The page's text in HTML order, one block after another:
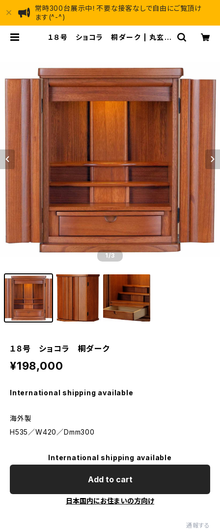
常時300台展示中！不要な接客なしで自由にご覧頂け
ます(^-^)
１８号 ショコラ 桐ダーク | 丸玄工
1/3
１８号 ショコラ 桐ダーク
¥198,000
International shipping available
海外製
H535／W420／Dmm300
International shipping available
Add to cart
日本国内にお住まいの方向け
通報する